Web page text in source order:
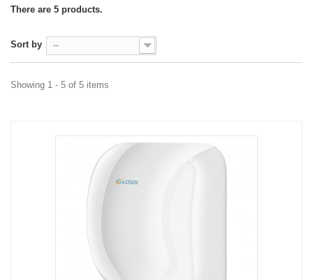
There are 5 products.
Sort by --
Showing 1 - 5 of 5 items